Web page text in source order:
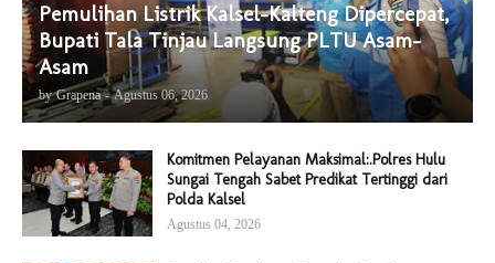
Pemulihan Listrik Kalsel-Kalteng Dipercepat,
Bupati Tala Tinjau Langsung PLTU Asam-
Asam
by Grapena - Agustus 06, 2026
Komitmen Pelayanan Maksimal:.Polres Hulu
Sungai Tengah Sabet Predikat Tertinggi dari
Polda Kalsel
Agustus 04, 2026